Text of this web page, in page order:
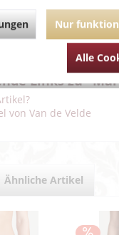
BH mit
gerade oder als
Polyamid:32%,
Links zu
von Van de Velde
Ähnliche Artikel
Nur
Alle